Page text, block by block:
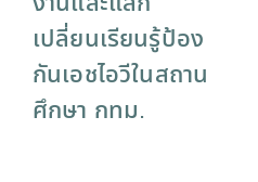
เปลี่ยนเรียนรู้ป้อง
กันเอชไอวีในสถาน
ศึกษา กทม.